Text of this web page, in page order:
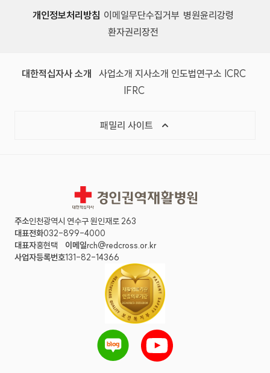
개인정보처리방침 이메일무단수집거부 병원윤리강령
환자권리장전
대한적십자사 소개 사업소개 지사소개 인도법연구소 ICRC
IFRC
패밀리 사이트
경인권역재활병원
주소인천광역시 연수구 원인재로 263
대표전화032-899-4000
대표자홍현택 이메일rch@redcross.or.kr
사업자등록번호131-82-14366